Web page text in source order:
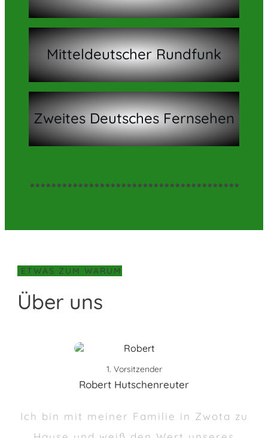
Mitteldeutscher Rundfunk
Zweites Deutsches Fernsehen
ETWAS ZUM WARUM
Über uns
1. Vorsitzender
Robert Hutschenreuter
Ich bin mit meiner Familie in Zwota zu